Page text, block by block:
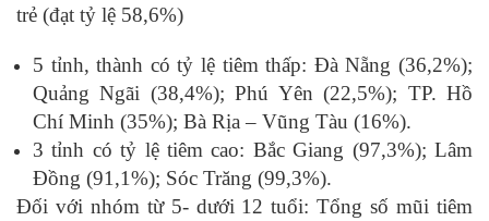
trẻ (đạt tỷ lệ 58,6%)
5 tỉnh, thành có tỷ lệ tiêm thấp: Đà Nẵng (36,2%);
Quảng Ngãi (38,4%); Phú Yên (22,5%); TP. Hồ
Chí Minh (35%); Bà Rịa – Vũng Tàu (16%).
3 tỉnh có tỷ lệ tiêm cao: Bắc Giang (97,3%); Lâm
Đồng (91,1%); Sóc Trăng (99,3%).
Đối với nhóm từ 5- dưới 12 tuổi: Tổng số mũi tiêm